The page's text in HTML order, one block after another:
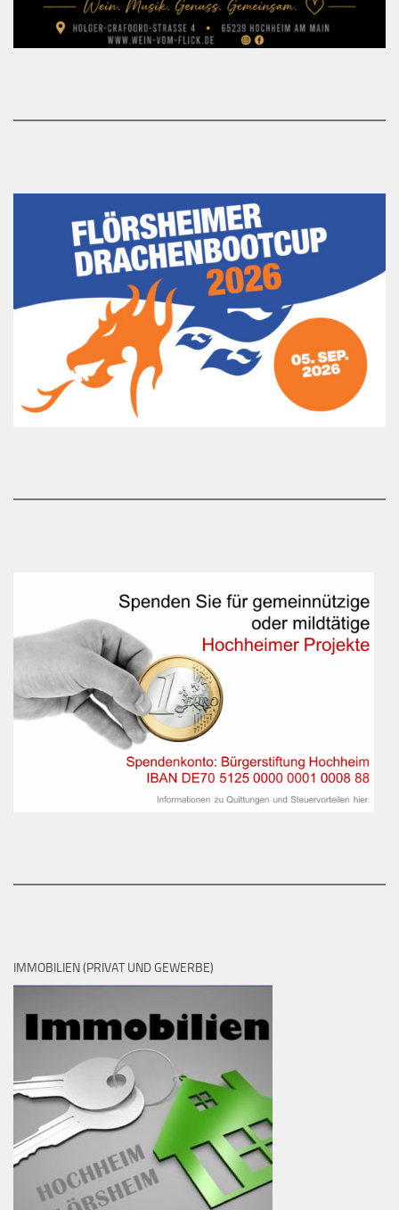
IMMOBILIEN (PRIVAT UND GEWERBE)